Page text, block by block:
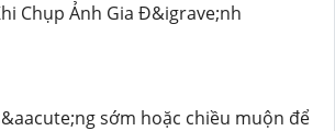
Chụp Ảnh Gia Đ&igrave;nh
sớm hoặc chiều muộn để